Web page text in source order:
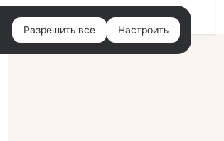
Войти
Разрешить все Настроить